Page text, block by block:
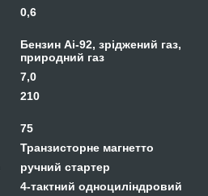
0,6
Бензин Аі-92, зріджений газ,
природний газ
7,0
210
75
Транзисторне магнетто
ручний стартер
4-тактний одноциліндровий